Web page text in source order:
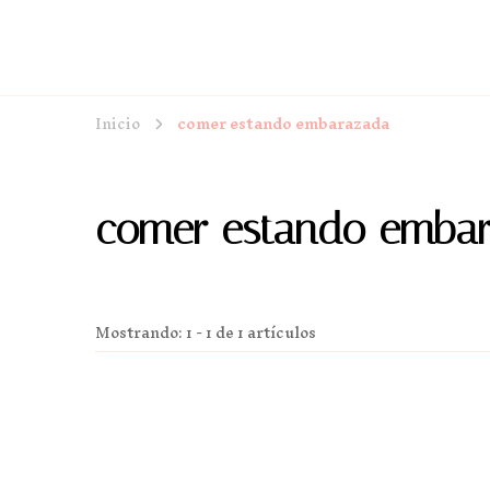
Inicio comer estando embarazada
comer estando
Mostrando: 1 - 1 de 1 artículos